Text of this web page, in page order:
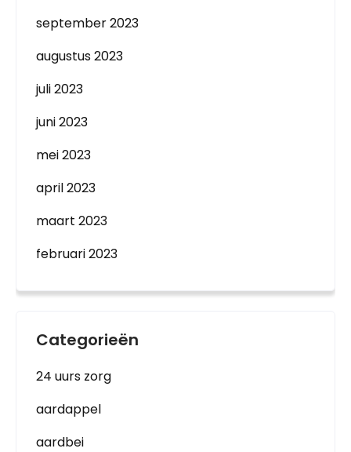
september 2023
augustus 2023
juli 2023
juni 2023
mei 2023
april 2023
maart 2023
februari 2023
Categorieën
24 uurs zorg
aardappel
aardbei